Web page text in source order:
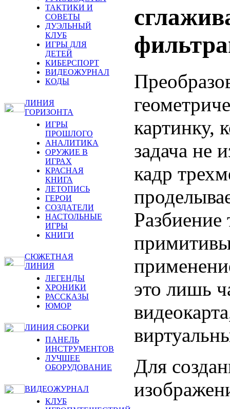
ТАКТИКИ И
СОВЕТЫ
ДУЭЛЬНЫЙ
КЛУБ
ИГРЫ ДЛЯ
ДЕТЕЙ
КИБЕРСПОРТ
ВИДЕОЖУРНАЛ
КОДЫ
ЛИНИЯ
ГОРИЗОНТА
ИГРЫ
ПРОШЛОГО
АНАЛИТИКА
ОРУЖИЕ В
ИГРАХ
КРАСНАЯ
КНИГА
ЛЕТОПИСЬ
ГЕРОИ
СОЗДАТЕЛИ
НАСТОЛЬНЫЕ
ИГРЫ
КНИГИ
СЮЖЕТНАЯ
ЛИНИЯ
ЛЕГЕНДЫ
ХРОНИКИ
РАССКАЗЫ
ЮМОР
ЛИНИЯ СБОРКИ
ПАНЕЛЬ
ИНСТРУМЕНТОВ
ЛУЧШЕЕ
ОБОРУДОВАНИЕ
ВИДЕОЖУРНАЛ
КЛУБ
картинку,
задача не
кадр
Разбиение
это лишь
Для